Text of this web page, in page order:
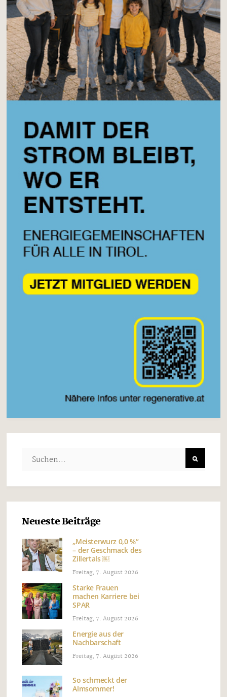
Neueste Beiträge
„Meisterwurz 0,0 %“
– der Geschmack des
Zillertals ￼
Freitag, 7. August 2026
Starke Frauen
machen Karriere bei
SPAR
Freitag, 7. August 2026
Energie aus der
Nachbarschaft
Freitag, 7. August 2026
So schmeckt der
Almsommer!